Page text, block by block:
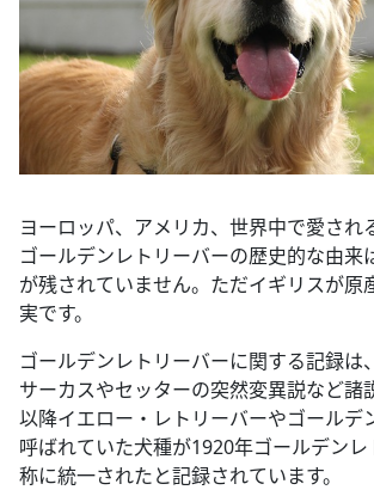
ヨーロッパ、アメリカ、世界中で愛され
ゴールデンレトリーバーの歴史的な由来
が残されていません。ただイギリスが原
実です。
ゴールデンレトリーバーに関する記録は
サーカスやセッターの突然変異説など諸
以降イエロー・レトリーバーやゴールデ
呼ばれていた犬種が1920年ゴールデン
称に統一されたと記録されています。